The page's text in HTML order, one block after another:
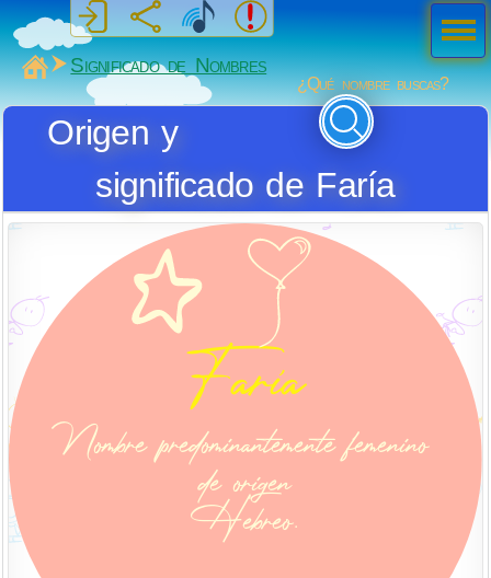
MiSabueso
Significado de Nombres
¿Qué nombre buscas?
Origen y
significado de Faría
Men
ú